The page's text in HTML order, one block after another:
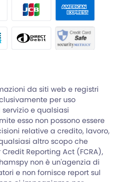
da siti web e registri
per uso
e qualsiasi
esso non possono essere
relative a credito, lavoro,
altro scopo che
Reporting Act (FCRA),
non è un'agenzia di
e non fornisce report sul